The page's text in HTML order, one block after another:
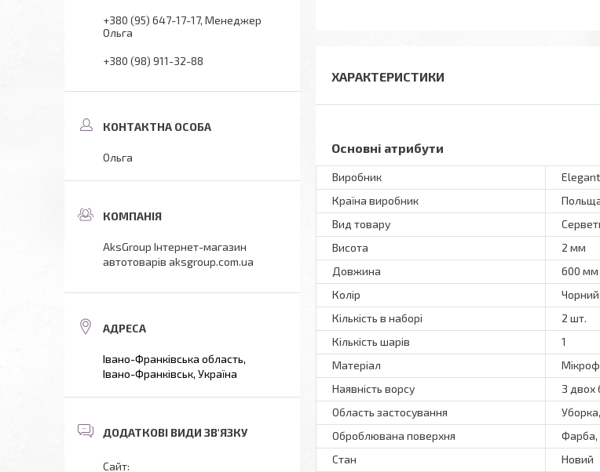
ХАРАКТЕРИСТИКИ
Основні атрибути
Виробник
Elegant
Країна виробник
Вид товару
Висота
2 мм
Довжина
600 мм
Колір
Чорний
Кількість в наборі
2 шт.
Кількість шарів
1
Матеріал
Наявність ворсу
З двох
Область застосування
Оброблювана поверхня
Фарба,
Стан
Новий
+380 (95) 647-17-17 Менеджер
Ольга
+380 (98) 911-32-88
Ольга
AksGroup Інтернет-магазин
автотоварів aksgroup.com.ua
Івано-Франківська область,
Івано-Франківськ, Україна